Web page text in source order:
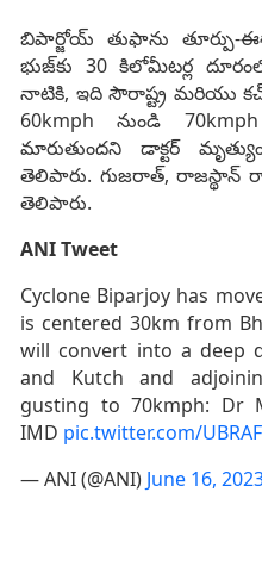
బిపార్జోయ్ తుఫాను
భుజ్‌కు 30 కిలోమీటర్ల
నాటికి, ఇది సౌరాష్ట్ర మరియు
60kmph నుండి
మారుతుందని డాక్టర్
తెలిపారు. గుజరాత్, రాజస్థాన్
తెలిపారు.
ANI Tweet
Cyclone Biparjoy has
is centered 30km from
will convert into a deep
and Kutch and
gusting to 70kmph: Dr
IMD pic.twitter.com/
— ANI (@ANI) June 16,